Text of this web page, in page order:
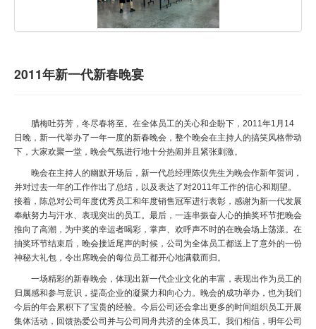
2011年新一代新春晚宴
腊梅吐芬芳，冬尽春将至。 在全体员工的关心和企盼下， 2011年1 月 14
日晚，新一代举办了一年一度的新春晚会，整个晚会在主持人的搞笑风格带动
下，大家欢聚一堂，晚会气氛进行地十分热闹并且紧张刺激。
晚会在主持人的幽默开场后，新一代总经理陈仪先生为晚会作新年贺词 ，
并对过去一年的工作作出了总结，以及表达了对2011年工作的信心和期望。
接着，陈总对公司年度优秀员工和年度销售冠军进行表彰，感谢为新一代发展
奉献努力与汗水、表现突出的员工。最后，一连串振奋人心的抽奖环节把晚会
推向了高潮，为中奖的幸运者喝彩，掌声、欢呼声不时的在晚会场上荡漾。在
抽奖环节结束后，晚会接近尾声的时候，公司为全体员工都送上了意外的一份
神秘大礼包，令出席晚会的每位员工都开心地满载而归。
一场精彩的新春晚会，体现出新一代企业文化的丰富，表现出作为员工的
归属感和参与意识，提高企业的凝聚力和向心力。晚会的成功举办，也为我们
今后的年会累积下了宝贵的经验。今后公司还会拿出更多的时间组织员工开展
集体活动，回馈热爱公司并与公司同舟共济的全体员工。 我们相信，明年公司